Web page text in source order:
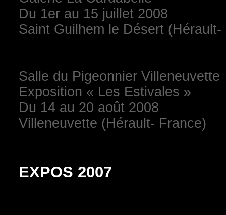
Du 1er au 15 juillet 2008
Saint Guilhem le Désert (Hérault-
Salle du Pigeonnier Villeneuvette
Exposition « Les Estivales »
Du 14 au 20 août 2008
Villeneuvette (Hérault- France)
EXPOS 2007